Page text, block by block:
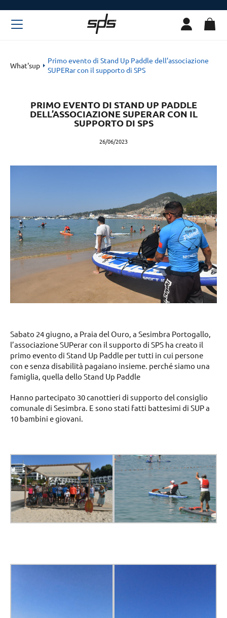
What'sup
Primo evento di Stand Up Paddle dell’associazione
SUPERar con il supporto di SPS
PRIMO EVENTO DI STAND UP PADDLE
DELL’ASSOCIAZIONE SUPERAR CON IL
SUPPORTO DI SPS
26/06/2023
Sabato 24 giugno, a Praia del Ouro, a Sesimbra Portogallo,
l’associazione SUPerar con il supporto di SPS ha creato il
primo evento di Stand Up Paddle per tutti in cui persone
con e senza disabilità pagaiano insieme. perché siamo una
famiglia, quella dello Stand Up Paddle
Hanno partecipato 30 canottieri di supporto del consiglio
comunale di Sesimbra. E sono stati fatti battesimi di SUP a
10 bambini e giovani.